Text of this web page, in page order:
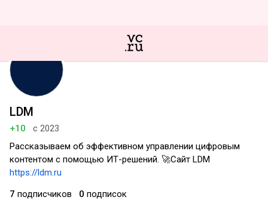
LDM
+10
с 2023
Рассказываем об эффективном управлении цифровым
контентом с помощью ИТ-решений. 🚀Сайт LDM
https://ldm.ru
7 подписчиков 0 подписок